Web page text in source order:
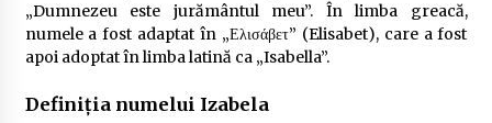
„Dumnezeu este jurământul meu”. În limba greacă,
numele a fost adaptat în „Ελισάβετ” (Elisabet), care a fost
apoi adoptat în limba latină ca „Isabella”.
Definiția numelui Izabela